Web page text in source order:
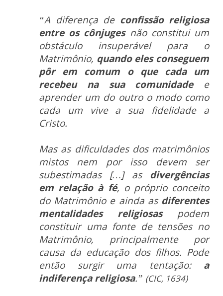
“A diferença de confissão religiosa
entre os cônjugesnão constitui um
obstáculo insuperável para o
Matrimônio, quando eles conseguem
pôr em comum o que cada um
recebeu na sua comunidade e
aprender um do outro o modo como
cada um vive a sua fidelidade a
Cristo.
Mas as dificuldades dos matrimônios
mistos nem por isso devem ser
subestimadas […] asdivergências
em relação à fé, o próprio conceito
do Matrimônio e ainda as diferentes
mentalidades religiosas podem
constituir uma fonte de tensões no
Matrimônio, principalmente por
causa da educação dos filhos. Pode
então surgir uma tentação: a
indiferença religiosa.” (CIC, 1634)